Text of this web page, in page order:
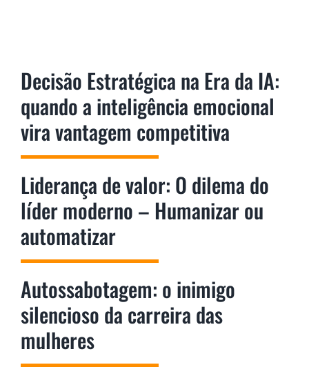
Decisão Estratégica na Era da IA:
quando a inteligência emocional
vira vantagem competitiva
Liderança de valor: O dilema do
líder moderno – Humanizar ou
automatizar
Autossabotagem: o inimigo
silencioso da carreira das
mulheres